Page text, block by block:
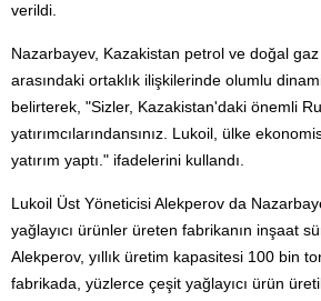
verildi.
Nazarbayev, Kazakistan petrol ve doğal
arasındaki ortaklık ilişkilerinde olumlu
belirterek, "Sizler, Kazakistan'daki önemli
yatırımcılarındansınız. Lukoil, ülke
yatırım yaptı." ifadelerini kullandı.
Lukoil Üst Yöneticisi Alekperov da
yağlayıcı ürünler üreten fabrikanın inşaat
Alekperov, yıllık üretim kapasitesi 100 bin
fabrikada, yüzlerce çeşit yağlayıcı ürün